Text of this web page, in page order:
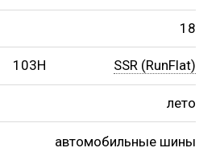
18
103H SSR (RunFlat)
лето
автомобильные шины